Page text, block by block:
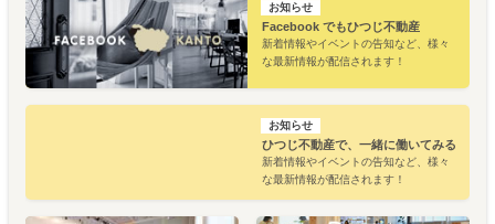
お知らせ
Facebook でもひつじ不動産
新着情報やイベントの告知など、様々
な最新情報が配信されます！
お知らせ
ひつじ不動産で、一緒に働いてみる？
新着情報やイベントの告知など、様々
な最新情報が配信されます！